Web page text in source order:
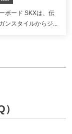
ボード SKXは、伝
ンスタイルからジ...